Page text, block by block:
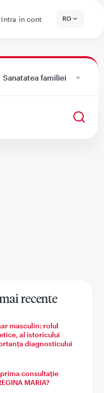
Intra in cont RO
Sanatatea familiei
recente
masculin: rolul
al istoricului
diagnosticului
consultație
MARIA?